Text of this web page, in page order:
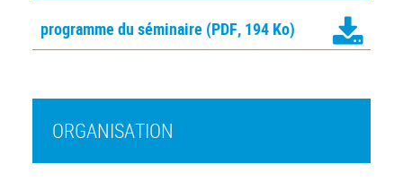
programme du séminaire (PDF, 194 Ko)
ORGANISATION